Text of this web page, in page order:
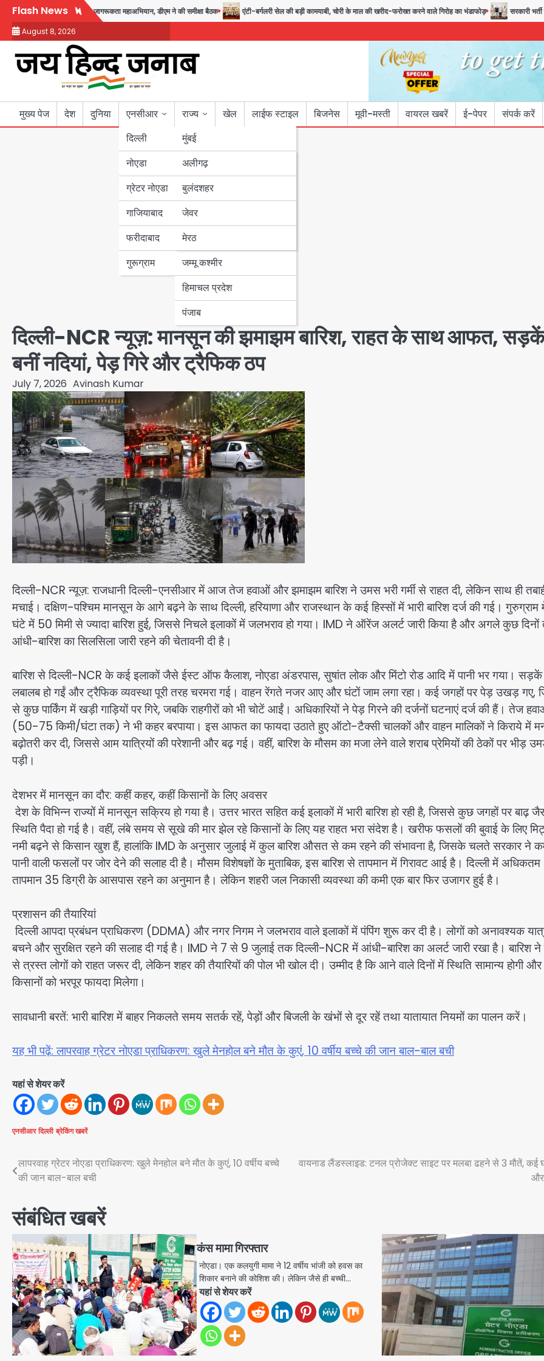
Skip
content
Flash News
तक चलेगा जन-जागरूकता महाअभियान, डीएम ने की समीक्षा बैठक एंटी-बर्गलरी सेल की बड़ी कामयाबी, चोरी के माल की खरीद-फरोख्त करने वाले गिरोह का भंडाफोड़ सरकारी भर्ती
August 8, 2026
मुख्य पेज देश दुनिया
एनसीआर
दिल्ली
नोएडा
ग्रेटर नोएडा
गाजियाबाद
फरीदाबाद
गुरूग्राम
राज्य
मुंबई
उत्तर प्रदेश
अलीगढ़
बुलंदशहर
जेवर
मेरठ
बिहार
पंजाब
हरियाणा
जम्मू कश्मीर
हिमाचल प्रदेश
पंजाब
खेल लाईफ स्टाइल बिजनेस मूवी-मस्ती वायरल खबरें ई-पेपर संपर्क करें
दिल्ली-NCR न्यूज़: मानसून की झमाझम बारिश, राहत के साथ आफत, सड़कें
बनीं नदियां, पेड़ गिरे और ट्रैफिक ठप
July 7, 2026 Avinash Kumar
दिल्ली-NCR न्यूज़: राजधानी दिल्ली-एनसीआर में आज तेज हवाओं और झमाझम बारिश ने उमस भरी गर्मी से राहत दी, लेकिन साथ ही
मचाई। दक्षिण-पश्चिम मानसून के आगे बढ़ने के साथ दिल्ली, हरियाणा और राजस्थान के कई हिस्सों में भारी बारिश दर्ज की गई।
घंटे में 50 मिमी से ज्यादा बारिश हुई, जिससे निचले इलाकों में जलभराव हो गया। IMD ने ऑरेंज अलर्ट जारी किया है और अगले कुछ
आंधी-बारिश का सिलसिला जारी रहने की चेतावनी दी है।
बारिश से दिल्ली-NCR के कई इलाकों जैसे ईस्ट ऑफ कैलाश, नोएडा अंडरपास, सुषांत लोक और मिंटो रोड आदि में पानी भर गया। सड़कें
लबालब हो गईं और ट्रैफिक व्यवस्था पूरी तरह चरमरा गई। वाहन रेंगते नजर आए और घंटों जाम लगा रहा। कई जगहों पर पेड़ उखड़ गए,
से कुछ पार्किंग में खड़ी गाड़ियों पर गिरे, जबकि राहगीरों को भी चोटें आईं। अधिकारियों ने पेड़ गिरने की दर्जनों घटनाएं दर्ज की हैं। तेज
(50-75 किमी/घंटा तक) ने भी कहर बरपाया। इस आफत का फायदा उठाते हुए ऑटो-टैक्सी चालकों और वाहन मालिकों ने किराये में
बढ़ोतरी कर दी, जिससे आम यात्रियों की परेशानी और बढ़ गई। वहीं, बारिश के मौसम का मजा लेने वाले शराब प्रेमियों की ठेकों पर भीड़
पड़ी।
देशभर में मानसून का दौर: कहीं कहर, कहीं किसानों के लिए अवसर
देश के विभिन्न राज्यों में मानसून सक्रिय हो गया है। उत्तर भारत सहित कई इलाकों में भारी बारिश हो रही है, जिससे कुछ जगहों पर बाढ़
स्थिति पैदा हो गई है। वहीं, लंबे समय से सूखे की मार झेल रहे किसानों के लिए यह राहत भरा संदेश है। खरीफ फसलों की बुवाई के लिए
नमी बढ़ने से किसान खुश हैं, हालांकि IMD के अनुसार जुलाई में कुल बारिश औसत से कम रहने की संभावना है, जिसके चलते सरकार ने
पानी वाली फसलों पर जोर देने की सलाह दी है। मौसम विशेषज्ञों के मुताबिक, इस बारिश से तापमान में गिरावट आई है। दिल्ली में अधिकतम
तापमान 35 डिग्री के आसपास रहने का अनुमान है। लेकिन शहरी जल निकासी व्यवस्था की कमी एक बार फिर उजागर हुई है।
प्रशासन की तैयारियां
दिल्ली आपदा प्रबंधन प्राधिकरण (DDMA) और नगर निगम ने जलभराव वाले इलाकों में पंपिंग शुरू कर दी है। लोगों को अनावश्यक
बचने और सुरक्षित रहने की सलाह दी गई है। IMD ने 7 से 9 जुलाई तक दिल्ली-NCR में आंधी-बारिश का अलर्ट जारी रखा है। बारिश ने
से त्रस्त लोगों को राहत जरूर दी, लेकिन शहर की तैयारियों की पोल भी खोल दी। उम्मीद है कि आने वाले दिनों में स्थिति सामान्य होगी और
किसानों को भरपूर फायदा मिलेगा।
सावधानी बरतें: भारी बारिश में बाहर निकलते समय सतर्क रहें, पेड़ों और बिजली के खंभों से दूर रहें तथा यातायात नियमों का पालन करें।
यह भी पढ़ें: लापरवाह ग्रेटर नोएडा प्राधिकरण: खुले मेनहोल बने मौत के कुएं, 10 वर्षीय बच्चे की जान बाल-बाल बची
यहां से शेयर करें
एनसीआर दिल्ली ब्रेकिंग खबरें
Post
navigation
लापरवाह ग्रेटर नोएडा प्राधिकरण: खुले मेनहोल बने मौत के कुएं, 10 वर्षीय बच्चे
की जान बाल-बाल बची
वायनाड लैंडस्लाइड: टनल प्रोजेक्ट साइट पर मलबा ढहने से 3 मौतें, कई
संबंधित खबरें
कंस मामा गिरफ्तार
नोएडा। एक कलयुगी मामा ने 12 वर्षीय भांजी को हवस का
शिकार बनाने की कोशिश की। लेकिन जैसे ही बच्ची…
यहां से शेयर करें